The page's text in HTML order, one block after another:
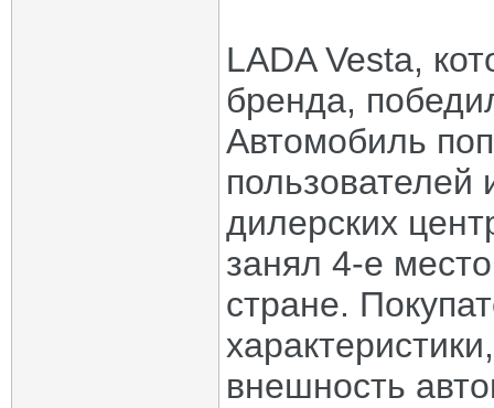
LADA Vesta,
бренда,
Автомобиль
пользователей
дилерских
занял 4-е
стране.
внешность